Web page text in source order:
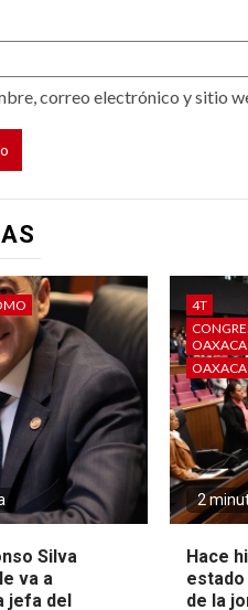
correo electrónico y sitio
Silva
va a
jefa del
4T
OAXACA
OAXACA
2
Hace
de la